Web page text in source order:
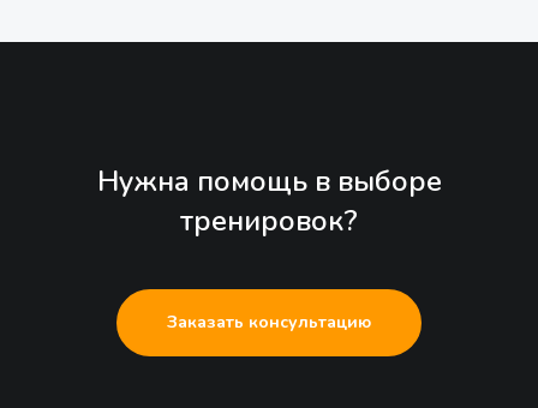
Нужна помощь в выборе
тренировок?
Заказать консультацию